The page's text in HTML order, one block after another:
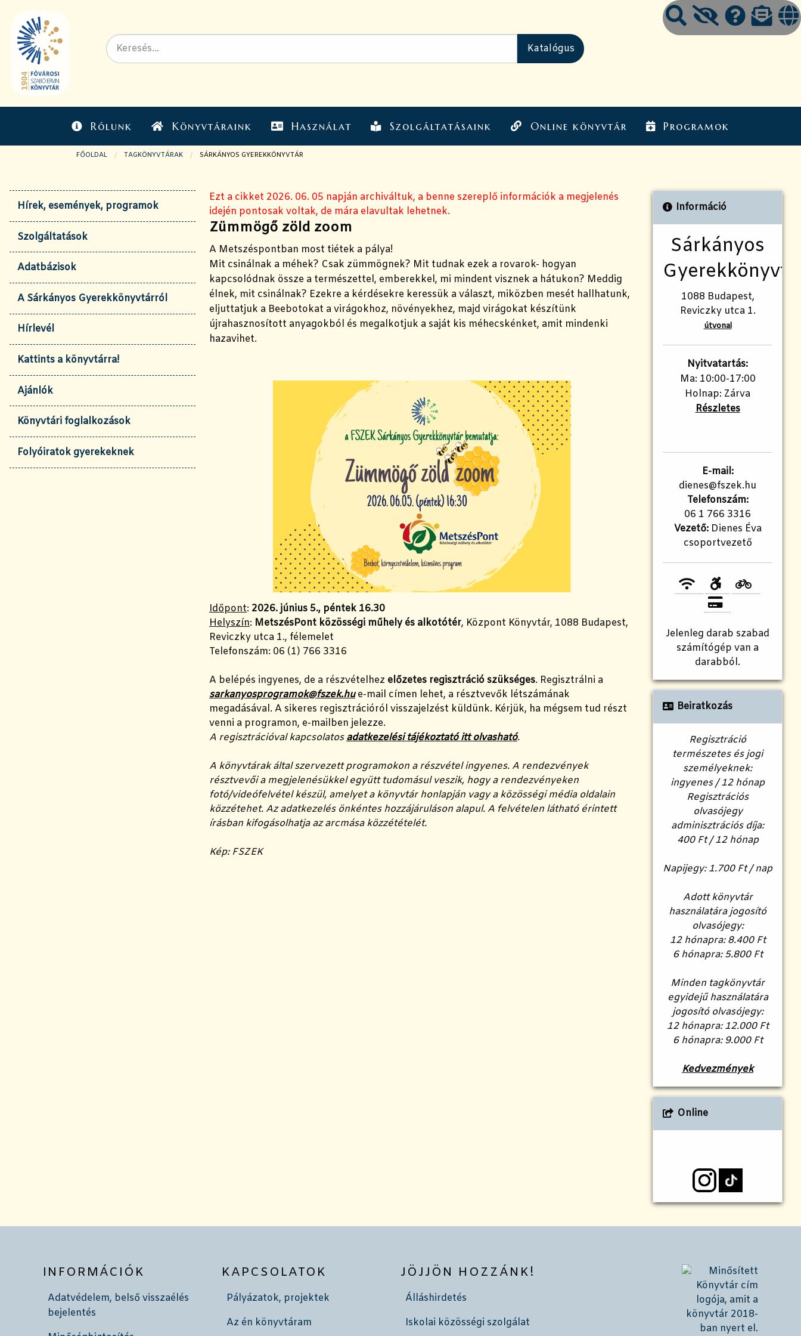
Rólunk Könyvtáraink Használat Szolgáltatásaink Online könyvtár Programok
FŐOLDAL TAGKÖNYVTÁRAK JELENLEGI OLDAL:
SÁRKÁNYOS GYEREKKÖNYVTÁR
Hírek, események, programok
Szolgáltatások
Adatbázisok
A Sárkányos Gyerekkönyvtárról
Hírlevél
Kattints a könyvtárra!
Ajánlók
Könyvtári foglalkozások
Folyóiratok gyerekeknek
Ezt a cikket 2026. 06. 05 napján archiváltuk, a benne szereplő információk a megjelenés
idején pontosak voltak, de mára elavultak lehetnek.
Zümmögő zöld zoom
A Metszéspontban most tiétek a pálya!
Mit csinálnak a méhek? Csak zümmögnek? Mit tudnak ezek a rovarok- hogyan
kapcsolódnak össze a természettel, emberekkel, mi mindent visznek a hátukon? Meddig
élnek, mit csinálnak? Ezekre a kérdésekre keressük a választ, miközben mesét hallhatunk,
eljuttatjuk a Beebotokat a virágokhoz, növényekhez, majd virágokat készítünk
újrahasznosított anyagokból és megalkotjuk a saját kis méhecskénket, amit mindenki
hazavihet.
Időpont: 2026. június 5., péntek 16.30
Helyszín: MetszésPont közösségi műhely és alkotótér, Központ Könyvtár, 1088 Budapest,
Reviczky utca 1., félemelet
Telefonszám: 06 (1) 766 3316
A belépés ingyenes, de a részvételhez előzetes regisztráció szükséges. Regisztrálni a
sarkanyosprogramok@fszek.hue-mail címen lehet, a résztvevők létszámának
megadásával. A sikeres regisztrációról visszajelzést küldünk. Kérjük, ha mégsem tud részt
venni a programon, e-mailben jelezze.
A regisztrációval kapcsolatosadatkezelési tájékoztató itt olvasható.
A könyvtárak által szervezett programokon a részvétel ingyenes. A rendezvények
résztvevői a megjelenésükkel együtt tudomásul veszik, hogy a rendezvényeken
fotó/videófelvétel készül, amelyet a könyvtár honlapján vagy a közösségi média oldalain
közzétehet. Az adatkezelés önkéntes hozzájáruláson alapul. A felvételen látható érintett
írásban kifogásolhatja az arcmása közzétételét.
Kép: FSZEK
Információ
Sárkányos
1088 Budapest,
Reviczky utca 1.
útvonal
Nyitvatartás:
Ma: 10:00-17:00
Holnap: Zárva
Részletes
E-mail:
dienes@fszek.hu
Telefonszám:
06 1 766 3316
Vezető:Dienes Éva
csoportvezető
Jelenleg darab szabad
számítógép van a
darabból.
Beiratkozás
Regisztráció
természetes és jogi
személyeknek:
ingyenes / 12 hónap
Regisztrációs
olvasójegy
adminisztrációs díja:
400 Ft / 12 hónap
Napijegy:1.700 Ft / nap
Adott könyvtár
használatára jogosító
olvasójegy:
12 hónapra: 8.400 Ft
6 hónapra: 5.800 Ft
Minden tagkönyvtár
egyidejű használatára
jogosító olvasójegy:
12 hónapra: 12.000 Ft
6 hónapra: 9.000 Ft
Kedvezmények
Online
INFORMÁCIÓK
Adatvédelem, belső visszaélés
bejelentés
KAPCSOLATOK
Pályázatok, projektek
Az én könyvtáram
JÖJJÖN HOZZÁNK!
Álláshirdetés
Iskolai közösségi szolgálat